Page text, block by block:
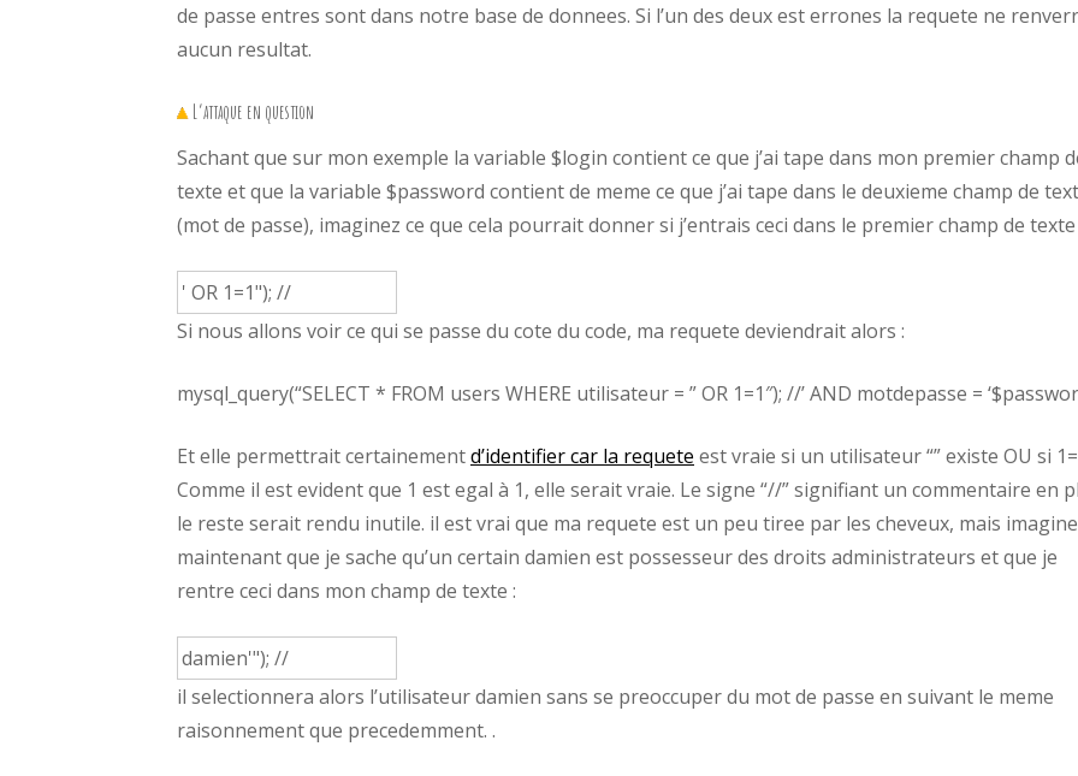
de passe entres sont dans notre base de donnees. Si l’un des deux est errones la requete ne
aucun resultat.
L’attaque en question
Sachant que sur mon exemple la variable $login contient ce que j’ai tape dans mon premier champ
texte et que la variable $password contient de meme ce que j’ai tape dans le deuxieme champ de
(mot de passe), imaginez ce que cela pourrait donner si j’entrais ceci dans le premier champ de texte
Si nous allons voir ce qui se passe du cote du code, ma requete deviendrait alors :
mysql_query(“SELECT * FROM users WHERE utilisateur = ” OR 1=1″); //’ AND motdepasse =
Et elle permettrait certainementd’identifier car la requete est vraie si un utilisateur “” existe OU si
Comme il est evident que 1 est egal à 1, elle serait vraie. Le signe “//” signifiant un commentaire en
le reste serait rendu inutile. il est vrai que ma requete est un peu tiree par les cheveux, mais
maintenant que je sache qu’un certain damien est possesseur des droits administrateurs et que je
rentre ceci dans mon champ de texte :
il selectionnera alors l’utilisateur damien sans se preoccuper du mot de passe en suivant le meme
raisonnement que precedemment. .